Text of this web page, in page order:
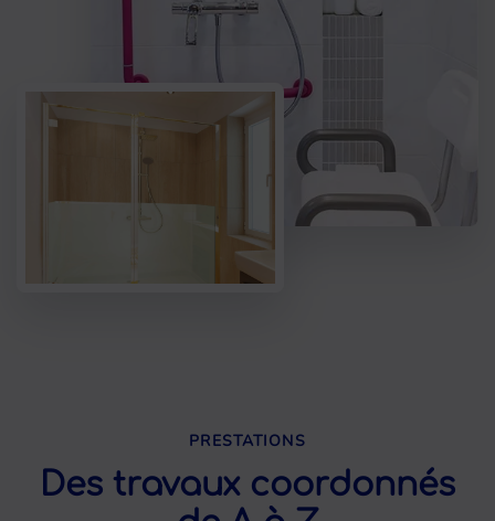
PRESTATIONS
Des travaux coordonnés